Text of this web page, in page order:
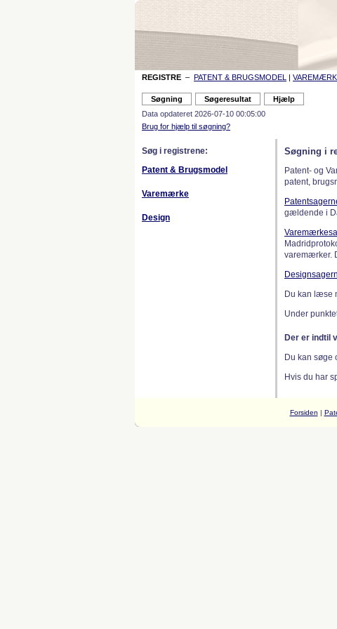
REGISTRE – PATENT & BRUGSMODEL |
Data opdateret 2026-07-10 00:05:00
Brug for hjælp til søgning?
Søg i registrene:
Patent & Brugsmodel
Varemærke
Design
Søgning i
Patent- og
patent,
gældende i
varemærker.
Du kan læse
Under
Der er indtil
Du kan
Hvis du har
Forsiden |